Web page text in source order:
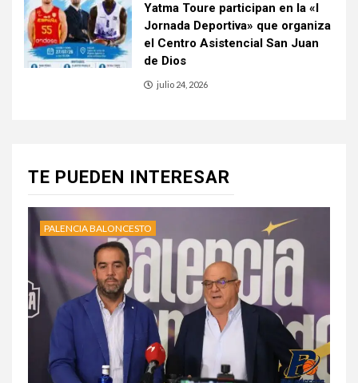
Yatma Toure participan en la «I
Jornada Deportiva» que organiza
el Centro Asistencial San Juan
de Dios
julio 24, 2026
TE PUEDEN INTERESAR
PALENCIA BALONCESTO